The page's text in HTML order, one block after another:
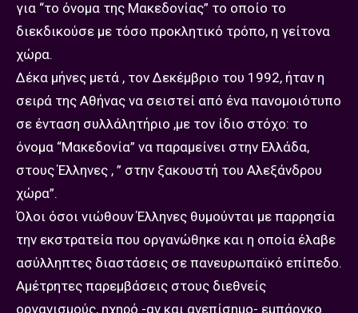
για “το όνομα της Μακεδονίας” το οποίο το
διεκδικούσε με τόσο προκλητικό τρόπο, η γείτονα
χώρα.
Δέκα μήνες μετά , τον Δεκέμβριο του 1992, ήταν η
σειρά της Αθήνας να σειστεί από ένα πανομοιότυπο
σε ένταση συλλάλητήριο ,με τον ίδιο στόχο: το
όνομα “Μακεδονία” να παραμείνει στην Ελλάδα,
στους Έλληνες , ” στην ξακουστή του Αλεξάνδρου
χώρα”.
Όλοι όσοι νιώθουν Έλληνες θυμούνται με παρρησία
την εκστρατεία που οργανώθηκε και η οποία έλαβε
ασύλληπτες διαστάσεις σε πανευρωπαϊκό επίπεδο.
Αμέτρητες παρεμβάσεις στους διεθνείς
οργανισμούς, ηχηρό -αν και ανεπίσημο- εμπάργκο